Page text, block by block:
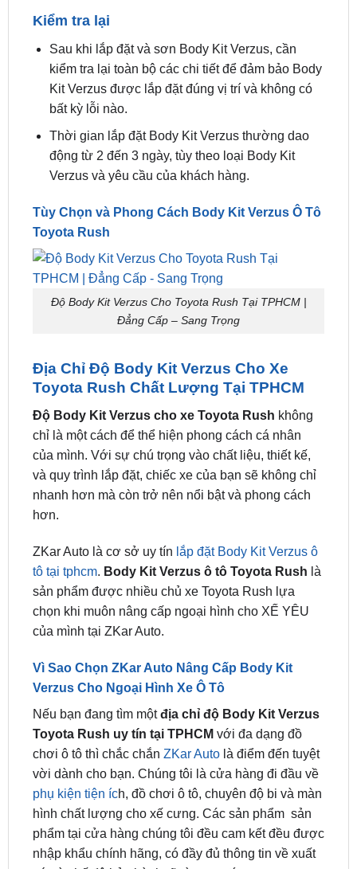
các kỹ thuật viên có kinh nghiệm để đảm bảo chất
lượng của sơn.
Kiểm tra lại
Sau khi lắp đặt và sơn Body Kit Verzus, cần
kiểm tra lại toàn bộ các chi tiết để đảm bảo Body
Kit Verzus được lắp đặt đúng vị trí và không có
bất kỳ lỗi nào.
động từ 2 đến 3 ngày, tùy theo loại Body Kit
Verzus và yêu cầu của khách hàng.
Tùy Chọn và Phong Cách Body Kit Verzus Ô Tô
Toyota Rush
Độ Body Kit Verzus Cho Toyota Rush Tại TPHCM |
Đẳng Cấp – Sang Trọng
Địa Chỉ Độ Body Kit Verzus Cho Xe
Toyota Rush Chất Lượng Tại TPHCM
Độ Body Kit Verzus cho xe Toyota Rushkhông
chỉ là một cách để thể hiện phong cách cá nhân
của mình. Với sự chú trọng vào chất liệu, thiết kế,
nhanh hơn mà còn trở nên nổi bật và phong cách
hơn.
ZKar Auto là cơ sở uy tínlắp đặt Body Kit Verzus ô
tô tại tphcm. Body Kit Verzus ô tô Toyota Rush
chọn khi muôn nâng cấp ngoại hình cho XẾ YÊU
của mình tại ZKar Auto.
Vì Sao Chọn ZKar Auto Nâng Cấp Body Kit
Verzus Cho Ngoại Hình Xe Ô Tô
Nếu bạn đang tìm mộtđịa chỉ độ Body Kit Verzus
Toyota Rush uy tín tại TPHCMvới đa dạng đồ
chơi ô tô thì chắc chắnZKar Autolà điểm đến tuyệt
vời dành cho bạn. Chúng tôi là cửa hàng đi đầu về
phụ kiện tiện ích, đồ chơi ô tô, chuyên độ bi và màn